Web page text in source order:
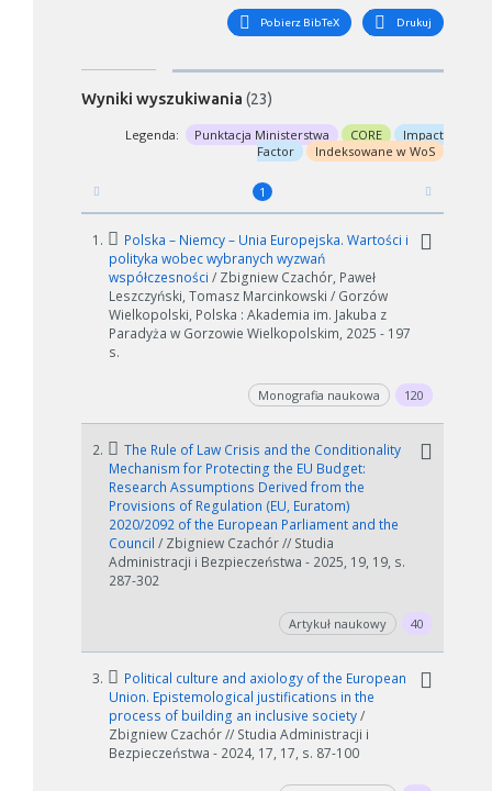
Pobierz BibTeX Drukuj
Wyniki wyszukiwania (23)
Legenda: Punktacja Ministerstwa CORE
Impact
Factor
Indeksowane w WoS
1
1.
Polska – Niemcy – Unia Europejska. Wartości i
polityka wobec wybranych wyzwań
współczesności / Zbigniew Czachór, Paweł
Leszczyński, Tomasz Marcinkowski / Gorzów
Wielkopolski, Polska : Akademia im. Jakuba z
Paradyża w Gorzowie Wielkopolskim, 2025 - 197
s.
Monografia naukowa 120
2.
The Rule of Law Crisis and the Conditionality
Mechanism for Protecting the EU Budget:
Research Assumptions Derived from the
Provisions of Regulation (EU, Euratom)
2020/2092 of the European Parliament and the
Council / Zbigniew Czachór // Studia
Administracji i Bezpieczeństwa - 2025, 19, 19, s.
287-302
Artykuł naukowy 40
3.
Political culture and axiology of the European
Union. Epistemological justifications in the
process of building an inclusive society/
Zbigniew Czachór // Studia Administracji i
Bezpieczeństwa - 2024, 17, 17, s. 87-100